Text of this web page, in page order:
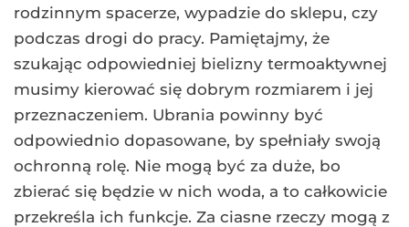
rodzinnym spacerze, wypadzie do sklepu, czy
podczas drogi do pracy. Pamiętajmy, że
szukając odpowiedniej bielizny termoaktywnej
musimy kierować się dobrym rozmiarem i jej
przeznaczeniem. Ubrania powinny być
odpowiednio dopasowane, by spełniały swoją
ochronną rolę. Nie mogą być za duże, bo
zbierać się będzie w nich woda, a to całkowicie
przekreśla ich funkcje. Za ciasne rzeczy mogą z